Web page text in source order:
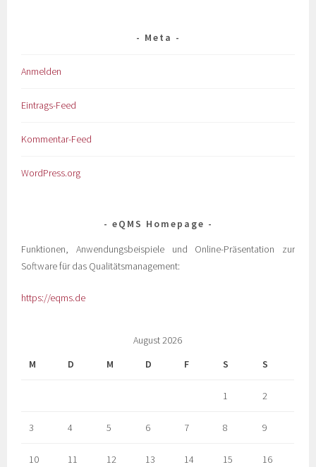
Meta
Anmelden
Eintrags-Feed
Kommentar-Feed
WordPress.org
eQMS Homepage
Funktionen, Anwendungsbeispiele und Online-Präsentation zur
Software für das Qualitätsmanagement:
https://eqms.de
August 2026
M
D M D F S S
1 2
3 4 5 6 7 8 9
10 11 12 13 14 15 16